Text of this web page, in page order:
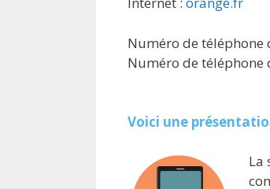
Numéro de téléphone
Numéro de téléphone
Voici une
La